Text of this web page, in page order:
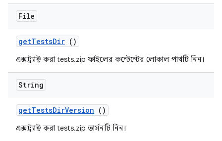
File
getTestsDir ()
এক্সট্র্যাক্ট করা tests.zip ফাইলের কন্টেন্টের লোকাল পাথটি নিন।
String
getTestsDirVersion ()
এক্সট্র্যাক্ট করা tests.zip ভার্সনটি নিন।